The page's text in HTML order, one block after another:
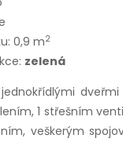
0,9 m2
zelená
dveřmi
1 střešním
veškerým